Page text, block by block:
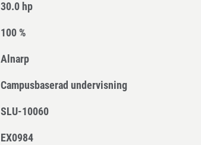
30.0 hp
100 %
Alnarp
Campusbaserad undervisning
SLU-10060
EX0984